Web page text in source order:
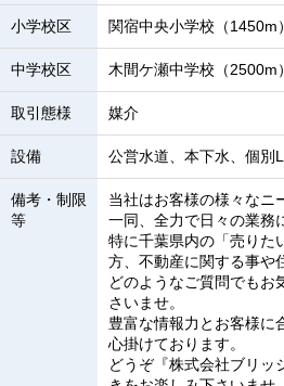
小学校区 関宿中央小学校（1450m）
中学校区 木間ケ瀬中学校（2500m）
取引態様 媒介
設備 公営水道、本下水、個別
備考・制限
等
当社はお客様の様々なニ
一同、全力で日々の業務
特に千葉県内の「売りた
方、不動産に関する事や
どのようなご質問でもお
さいませ。
豊富な情報力とお客様に
心掛けております。
どうぞ『株式会社ブリッ